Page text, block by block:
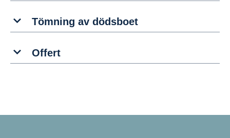
Tömning av dödsboet
Offert